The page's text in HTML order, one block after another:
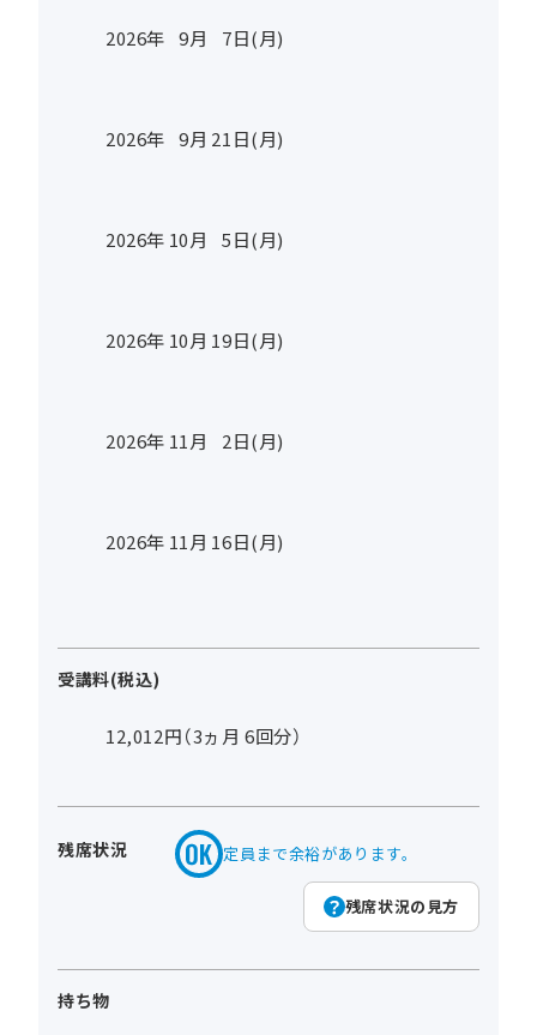
2026年 9月 7日(月)
2026年 9月 21日(月)
2026年 10月 5日(月)
2026年 10月 19日(月)
2026年 11月 2日(月)
2026年 11月 16日(月)
受講料(税込)
12,012円（3ヵ月 6回分）
残席状況 定員まで余裕があります。
残席状況の見方
持ち物